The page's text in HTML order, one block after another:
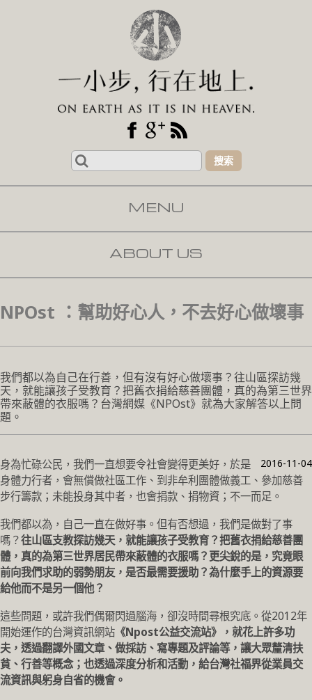
Search
for:
MENU
SKIP TO CONTENT
ABOUT US
NPOst ：幫助好心人，不去好心做壞事
我們都以為自己在行善，但有沒有好心做壞事？往山區探訪幾
天，就能讓孩子受教育？把舊衣捐給慈善團體，真的為第三世界
帶來蔽體的衣服嗎？台灣網媒《NPOst》就為大家解答以上問
題。
2016-11-04
身為忙碌公民，我們一直想要令社會變得更美好，於是
身體力行者，會無償做社區工作、到非牟利團體做義工、參加慈善
步行籌款；未能投身其中者，也會捐款、捐物資；不一而足。
我們都以為，自己一直在做好事。但有否想過，我們是做對了事
嗎？往山區支教探訪幾天，就能讓孩子受教育？把舊衣捐給慈善團
體，真的為第三世界居民帶來蔽體的衣服嗎？更尖銳的是，究竟眼
前向我們求助的弱勢朋友，是否最需要援助？為什麼手上的資源要
給他而不是另一個他？
這些問題，或許我們偶爾閃過腦海，卻沒時間尋根究底。從2012年
開始運作的台灣資訊網站 《Npost公益交流站》，就花上許多功
夫，透過翻譯外國文章、做採訪、寫專題及評論等，讓大眾釐清扶
貧、行善等概念；也透過深度分析和活動，給台灣社福界從業員交
流資訊與躬身自省的機會。